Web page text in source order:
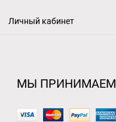
Личный кабинет
МЫ ПРИНИМАЕМ